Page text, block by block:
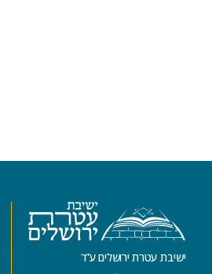
ישיבת עטרת ירושלים ע”ר